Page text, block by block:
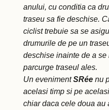
anului, cu conditia ca
traseu sa fie deschise.
ciclist trebuie sa se
drumurile de pe un
deschise inainte de a se
parcurge traseul ales.
Un evenimentSRée nu
acelasi timp si pe
chiar daca cele doua au